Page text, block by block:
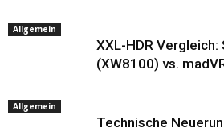
Allgemein
XXL-HDR
(XW8100) vs.
Allgemein
Technische